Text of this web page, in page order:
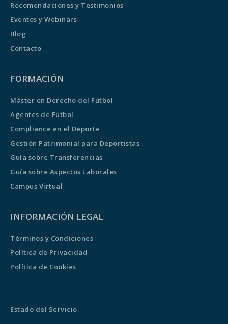
Recomendaciones y Testimonios
Eventos y Webinars
Blog
Contacto
FORMACIÓN
Máster en Derecho del Fútbol
Agentes de Fútbol
Compliance en el Deporte
Gestión Patrimonial para Deportistas
Guía sobre Transferencias
Guía sobre Aspectos Laborales
Campus Virtual
INFORMACIÓN LEGAL
Términos y Condiciones
Política de Privacidad
Política de Cookies
Estado del Servicio